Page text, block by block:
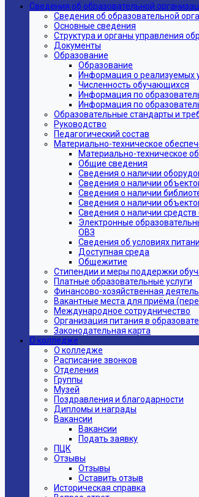
Сведения об образовательной
Сведения об образовательной
Основные сведения
Структура и органы управления
Документы
Образование
Образование
Информация о реализуемых
Численность обучающихся
Информация по
Информация по
Образовательные стандарты и
Руководство
Педагогический состав
Материально-техническое
Материально-техническое
Общие сведения
Сведения о наличии
Сведения о наличии
Сведения о наличии
Сведения о наличии
Сведения о наличии средств
Электронные
ОВЗ
Сведения об условиях
Доступная среда
Общежитие
Стипендии и меры поддержки
Платные образовательные услуги
Финансово-хозяйственная
Вакантные места для приёма
Международное сотрудничество
Организация питания в
Законодательная карта
О колледже
О колледже
Расписание звонков
Отделения
Группы
Музей
Поздравления и благодарности
Дипломы и награды
Вакансии
Вакансии
Подать заявку
ПЦК
Отзывы
Отзывы
Оставить отзыв
Историческая справка